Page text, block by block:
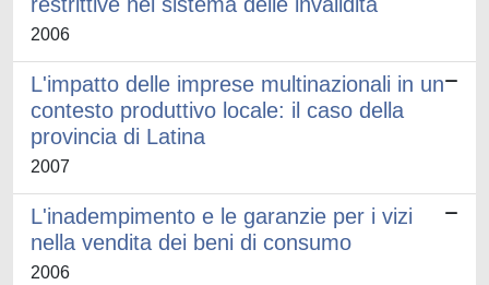
2006
L'impatto delle imprese multinazionali in un
contesto produttivo locale: il caso della
provincia di Latina
2007
L'inadempimento e le garanzie per i vizi
nella vendita dei beni di consumo
2006